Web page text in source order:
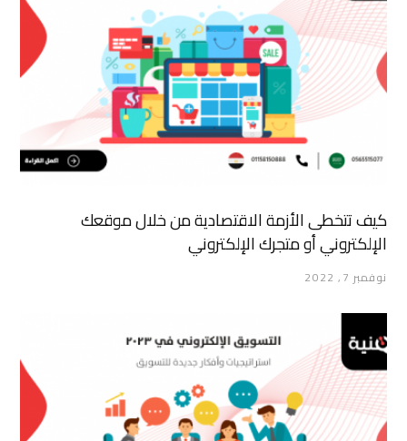
كيف تتخطى الأزمة الاقتصادية من خلال موقعك
الإلكتروني أو متجرك الإلكتروني
نوفمبر 7, 2022